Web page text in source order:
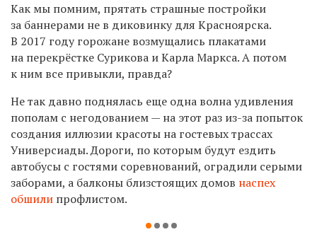
Как мы помним, прятать страшные постройки
за баннерами не в диковинку для Красноярска.
В 2017 году горожане возмущались плакатами
на перекрёстке Сурикова и Карла Маркса. А потом
к ним все привыкли, правда?
Не так давно поднялась еще одна волна удивления
пополам с негодованием — на этот раз из-за попыток
создания иллюзии красоты на гостевых трассах
Универсиады. Дороги, по которым будут ездить
автобусы с гостями соревнований, оградили серыми
заборами, а балконы близстоящих домов наспех
обшили профлистом.